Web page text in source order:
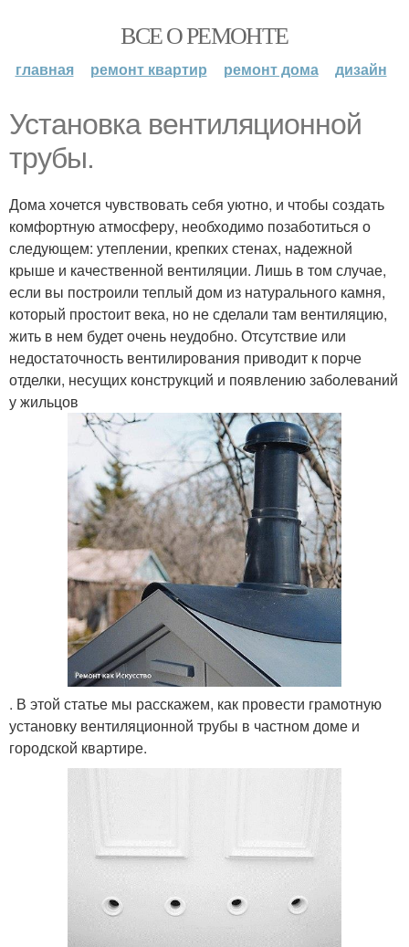
ВСЕ О РЕМОНТЕ
главная ремонт квартир ремонт дома дизайн
Установка вентиляционной
трубы.
Дома хочется чувствовать себя уютно, и чтобы создать
комфортную атмосферу, необходимо позаботиться о
следующем: утеплении, крепких стенах, надежной
крыше и качественной вентиляции. Лишь в том случае,
если вы построили теплый дом из натурального камня,
который простоит века, но не сделали там вентиляцию,
жить в нем будет очень неудобно. Отсутствие или
недостаточность вентилирования приводит к порче
отделки, несущих конструкций и появлению заболеваний
у жильцов
. В этой статье мы расскажем, как провести грамотную
установку вентиляционной трубы в частном доме и
городской квартире.